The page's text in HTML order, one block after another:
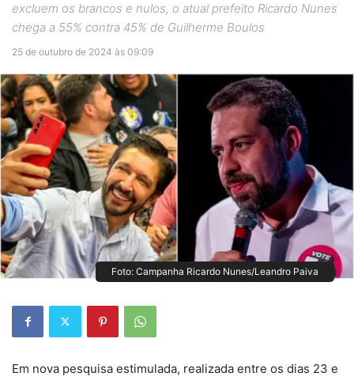
excluem os brancos e nulos, o atual prefeito Ricardo Nunes
chega a 55% contra 45% de Guilherme Boulos
25 de outubro de 2024 às 09:09
Foto: Campanha Ricardo Nunes/Leandro Paiva
Em nova pesquisa estimulada, realizada entre os dias 23 e